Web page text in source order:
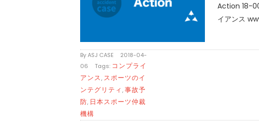
Action 18-
イアンス
ByASJ CASE
2018-04-
06
Tags: コンプライ
アンス, スポーツのイ
ンテグリティ,事故予
防, 日本スポーツ仲裁
機構